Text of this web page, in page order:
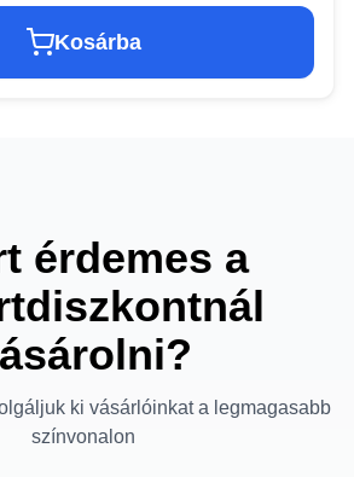
Kosárba
érdemes a
ki vásárlóinkat a legmagasabb
színvonalon